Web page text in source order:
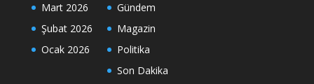
Mart 2026
Şubat 2026
Ocak 2026
Gündem
Magazin
Politika
Son Dakika